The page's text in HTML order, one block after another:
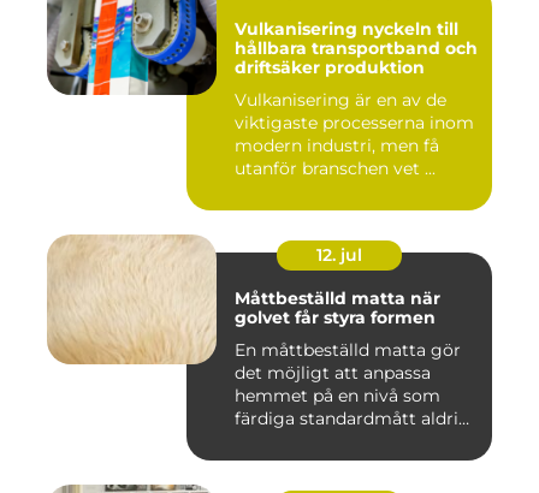
Vulkanisering nyckeln till
hållbara transportband och
driftsäker produktion
Vulkanisering är en av de
viktigaste processerna inom
modern industri, men få
utanför branschen vet ...
12. jul
Måttbeställd matta när
golvet får styra formen
En måttbeställd matta gör
det möjligt att anpassa
hemmet på en nivå som
färdiga standardmått aldrig